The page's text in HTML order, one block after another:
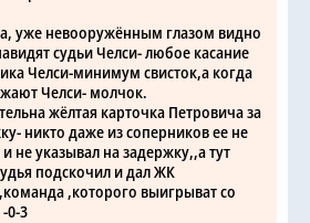
уже невооружённым глазом видно
судьи Челси- любое касание
Челси-минимум свисток,а когда
Челси- молчок.
жёлтая карточка Петровича за
никто даже из соперников ее не
не указывал на задержку,,а тут
подскочил и дал ЖК
,которого выигрыват со
0-3